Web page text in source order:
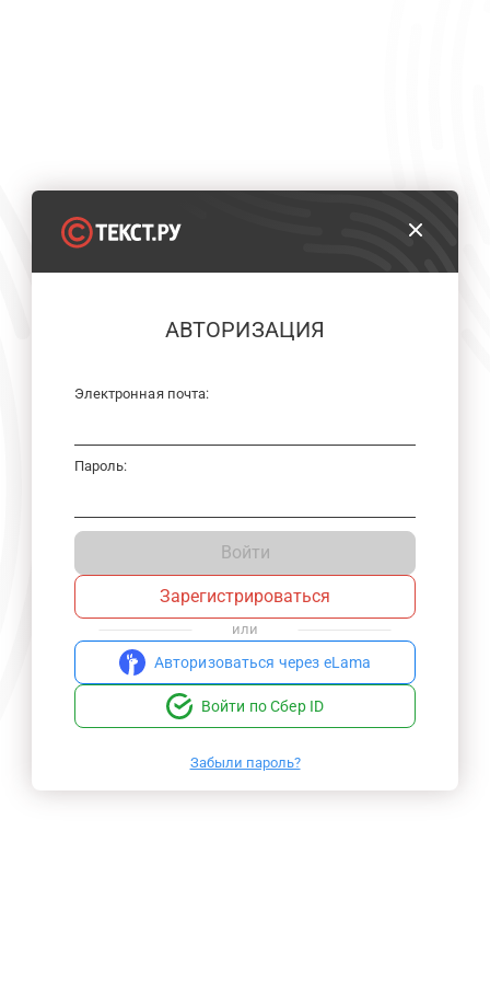
АВТОРИЗАЦИЯ
Электронная почта:
Пароль:
Войти
Зарегистрироваться
или
Авторизоваться через eLama
Войти по Сбер ID
Забыли пароль?